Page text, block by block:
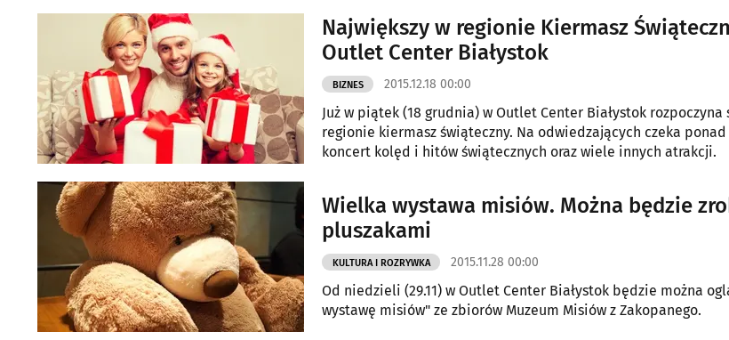
Największy w regionie Kiermasz
Outlet Center Białystok
BIZNES 2015.12.18 00:00
Już w piątek (18 grudnia) w Outlet Center Białystok rozpoczyna
regionie kiermasz świąteczny. Na odwiedzających czeka ponad
koncert kolęd i hitów świątecznych oraz wiele innych atrakcji.
Wielka wystawa misiów. Można będzie
pluszakami
KULTURA I ROZRYWKA 2015.11.28 00:00
Od niedzieli (29.11) w Outlet Center Białystok będzie można
wystawę misiów" ze zbiorów Muzeum Misiów z Zakopanego.